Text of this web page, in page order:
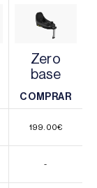
Zero
base
COMPRAR
COMPRAR
199.00€
-